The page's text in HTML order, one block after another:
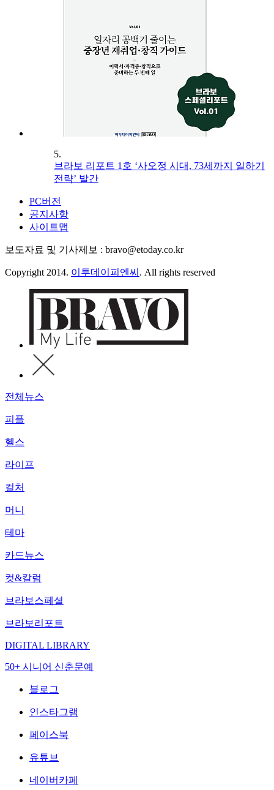
5.
브라보 리포트 1호 ‘사오정 시대, 73세까지 일하기
전략’ 발간
PC버전
공지사항
사이트맵
보도자료 및 기사제보 : bravo@etoday.co.kr
Copyright 2014. 이투데이피엔씨 . All rights reserved
전체뉴스
피플
헬스
라이프
컬처
머니
테마
카드뉴스
컷&칼럼
브라보스페셜
브라보리포트
DIGITAL LIBRARY
50+ 시니어 신춘문예
블로그
인스타그램
페이스북
유튜브
네이버카페